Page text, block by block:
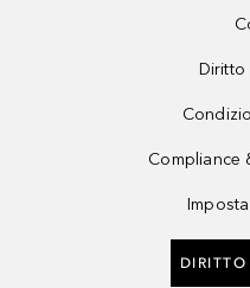
Diritto
Compliance
DIRITTO